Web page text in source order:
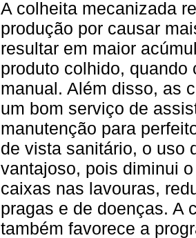
A colheita mecanizada
produção por causar
resultar em maior
produto colhido, quando
manual. Além disso, as
um bom serviço de
manutenção para
de vista sanitário, o uso
vantajoso, pois diminui
caixas nas lavouras,
pragas e de doenças. A
também favorece a